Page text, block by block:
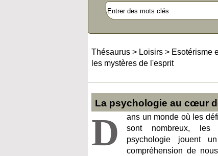
Thésaurus > Loisirs > Esotérisme
les mystères de l'esprit
La psychologie au cœur
D
ans un monde où les
sont nombreux,
psychologie jouent
compréhension de